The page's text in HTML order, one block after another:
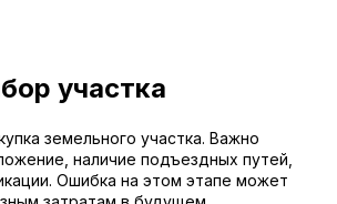
участка
земельного участка. Важно
наличие подъездных путей,
Ошибка на этом этапе может